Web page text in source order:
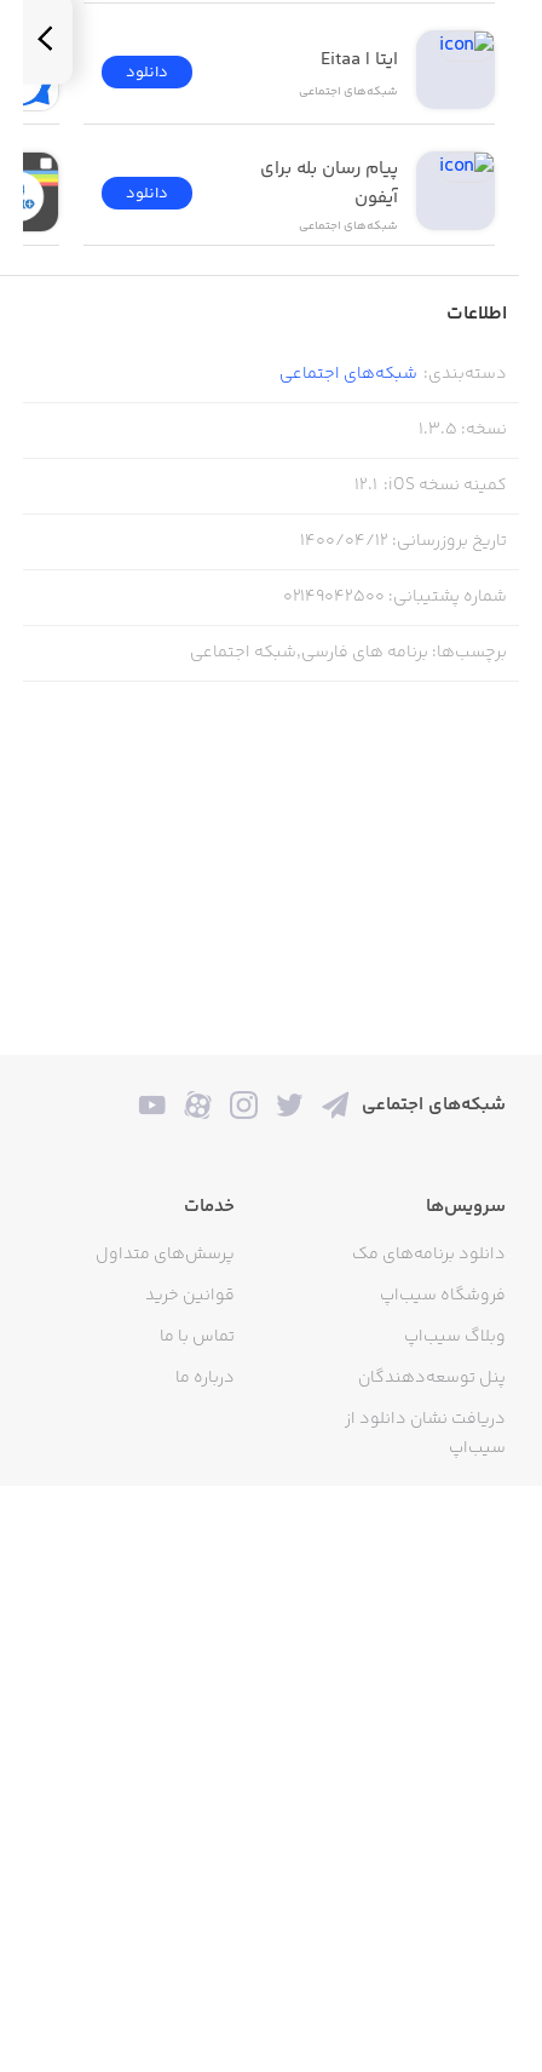
ایتا | Eitaa
شبکه‌های اجتماعی
دانلود
آیفون
شبکه‌های اجتماعی
دانلود
اطلاعات
دسته‌بندی: شبکه‌های اجتماعی
نسخه:
1.3.5
کمینه نسخه iOS :
12.1
تاریخ بروزرسانی: ۱۴۰۰/۰۴/۱۲
شماره پشتیبانی:
02149042500
برچسب‌ها: برنامه های فارسی,شبکه اجتماعی
شبکه‌های اجتماعی
سرویس‌ها
دانلود برنامه‌های مک
فروشگاه سیب‌اپ
وبلاگ سیب‌اپ
پنل توسعه‌دهندگان
دریافت نشان دانلود از
سیب‌اپ
خدمات
پرسش‌های متداول
قوانین خرید
تماس با ما
درباره ما